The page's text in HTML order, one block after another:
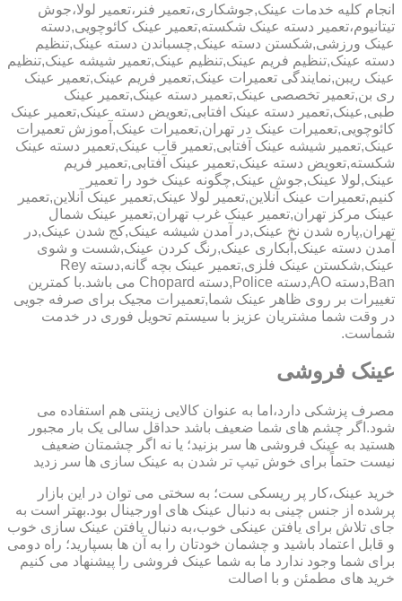
انجام کلیه خدمات عینک,جوشکاری،تعمیر فنر،تعمیر لولا،جوش
تیتانیوم،تعمیر دسته عینک شکسته,تعمیر عینک کائوچویی,دسته
عینک ورزشی,شکستن دسته عینک,چسباندن دسته عینک,تنظیم
دسته عینک,تنظیم فریم عینک,تنظیم عینک,تعمیر شیشه عینک,تنظیم
عینک ریبن,نمایندگی تعمیرات عینک,تعمیر فریم عینک,تعمیر عینک
ری بن,تعمیر تخصصی عینک,تعمیر دسته عینک,تعمیر عینک
طبی,عینک,تعمیر دسته عینک افتابی,تعویض دسته عینک,تعمیر عینک
کائوچویی,تعمیرات عینک در تهران,تعمیرات عینک,آموزش تعمیرات
عینک,تعمیر شیشه عینک آفتابی,تعمیر قاب عینک,تعمیر دسته عینک
شکسته,تعویض دسته عینک,تعمیر عینک آفتابی,تعمیر فریم
عینک,لولا عینک,جوش عینک,چگونه عینک خود را تعمیر
کنیم,تعمیرات عینک آنلاین,تعمیر لولا عینک,تعمیر عینک آنلاین,تعمیر
عینک مرکز تهران,تعمیر عینک غرب تهران,تعمیر عینک شمال
تهران,پاره شدن نخ عینک,در آمدن شیشه عینک,کج شدن عینک,در
آمدن دسته عینک,آبکاری عینک,رنگ کردن عینک,شست و شوی
عینک,شکستن عینک فلزی,تعمیر عینک بچه گانه,دسته Rey
Ban,دسته AO,دسته Police,دسته Chopard می باشد.با کمترین
تغییرات بر روی ظاهر عینک شما,تعمیرات مجیک برای صرفه جویی
در وقت شما مشتریان عزیز با سیستم تحویل فوری در خدمت
شماست.
عینک فروشی
مصرف پزشکی دارد،اما به عنوان کالایی زینتی هم استفاده می
شود.اگر چشم های شما ضعیف باشد حداقل سالی یک بار مجبور
هستید به عینک فروشی ها سر بزنید؛ یا نه اگر چشمتان ضعیف
نیست حتماً برای خوش تیپ تر شدن به عینک سازی ها سر زدید
خرید عینک،کار پر ریسکی ست؛ به سختی می توان در این بازار
پرشده از جنس چینی به دنبال عینک های اورجینال بود.بهتر است به
جای تلاش برای یافتن عینکی خوب،به دنبال یافتن عینک سازی خوب
و قابل اعتماد باشید و چشمان خودتان را به آن ها بسپارید؛ راه دومی
برای شما وجود ندارد ما به شما عینک فروشی را پیشنهاد می کنیم
خرید های مطمئن و با اصالت